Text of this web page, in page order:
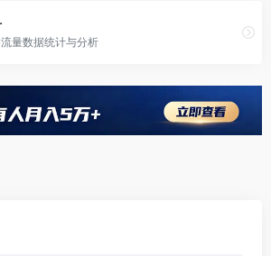
量数据统计与分析